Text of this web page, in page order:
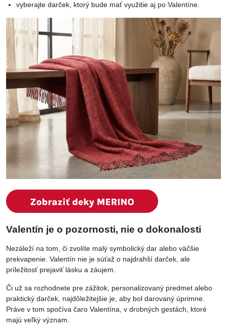
vyberajte darček, ktorý bude mať využitie aj po Valentíne.
Valentín je o pozornosti, nie o dokonalosti
Nezáleží na tom, či zvolíte malý symbolický dar alebo väčšie
prekvapenie. Valentín nie je súťaž o najdrahší darček, ale
príležitosť prejaviť lásku a záujem.
Či už sa rozhodnete pre zážitok, personalizovaný predmet alebo
praktický darček, najdôležitejšie je, aby bol darovaný úprimne.
Práve v tom spočíva čaro Valentína, v drobných gestách, ktoré
majú veľký význam.